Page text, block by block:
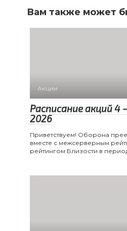
Вам также может
Акции
Расписание акций 4
2026
Приветствуем! Оборона
вместе с межсерверным
рейтингом Близости в